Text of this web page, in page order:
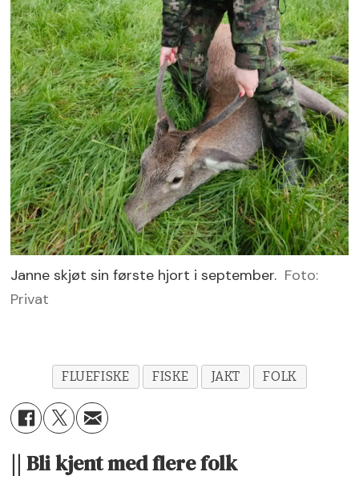
Janne skjøt sin første hjort i september. Foto:
Privat
FLUEFISKE FISKE JAKT FOLK
|| Bli kjent med flere folk